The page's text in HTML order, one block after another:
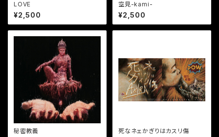
LOVE
¥2,500
空見-kami-
¥2,500
秘密教義 死なネェかぎりはカスリ傷